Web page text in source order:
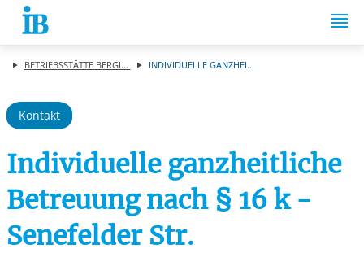
Springe zum Inhalt
BETRIEBSSTÄTTE BERGI... INDIVIDUELLE GANZHEI...
Kontakt
Individuelle ganzheitliche
Betreuung nach § 16 k -
Senefelder Str.